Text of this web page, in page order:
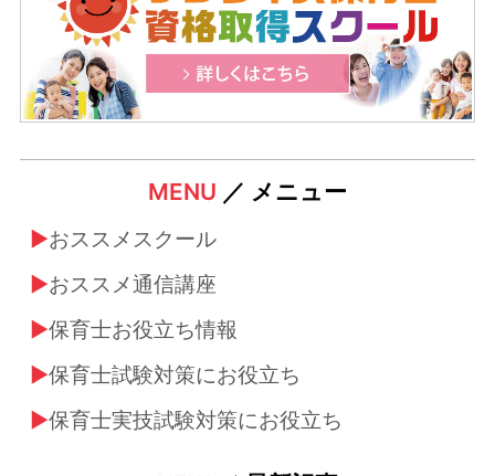
MENU ／ メニュー
おススメスクール
おススメ通信講座
保育士お役立ち情報
保育士試験対策にお役立ち
保育士実技試験対策にお役立ち